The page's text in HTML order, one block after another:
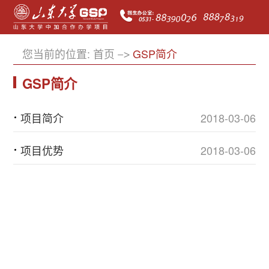
您当前的位置: 首页 GSP简介
GSP简介
项目简介 2018-03-06
项目优势 2018-03-06